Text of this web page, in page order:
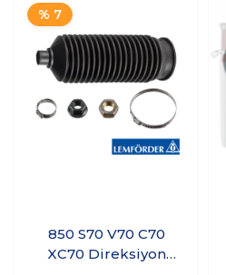
% 7
850 S70 V70 C70
XC70 Direksiyon